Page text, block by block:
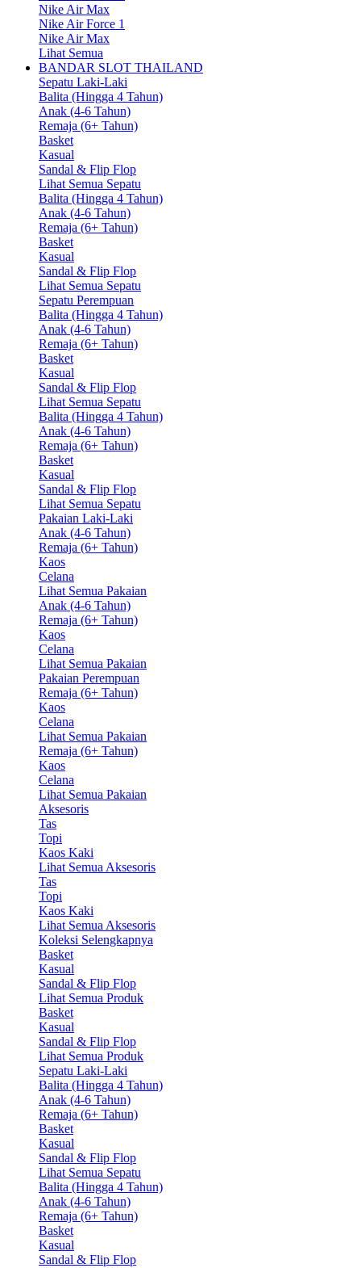
Nike Air Max
Nike Air Force 1
Nike Air Max
Lihat Semua
BANDAR SLOT THAILAND
Sepatu Laki-Laki
Balita (Hingga 4 Tahun)
Anak (4-6 Tahun)
Remaja (6+ Tahun)
Basket
Kasual
Sandal & Flip Flop
Lihat Semua Sepatu
Balita (Hingga 4 Tahun)
Anak (4-6 Tahun)
Remaja (6+ Tahun)
Basket
Kasual
Sandal & Flip Flop
Lihat Semua Sepatu
Sepatu Perempuan
Balita (Hingga 4 Tahun)
Anak (4-6 Tahun)
Remaja (6+ Tahun)
Basket
Kasual
Sandal & Flip Flop
Lihat Semua Sepatu
Balita (Hingga 4 Tahun)
Anak (4-6 Tahun)
Remaja (6+ Tahun)
Basket
Kasual
Sandal & Flip Flop
Lihat Semua Sepatu
Pakaian Laki-Laki
Anak (4-6 Tahun)
Remaja (6+ Tahun)
Kaos
Celana
Lihat Semua Pakaian
Anak (4-6 Tahun)
Remaja (6+ Tahun)
Kaos
Celana
Lihat Semua Pakaian
Pakaian Perempuan
Remaja (6+ Tahun)
Kaos
Celana
Lihat Semua Pakaian
Remaja (6+ Tahun)
Kaos
Celana
Lihat Semua Pakaian
Aksesoris
Tas
Topi
Kaos Kaki
Lihat Semua Aksesoris
Tas
Topi
Kaos Kaki
Lihat Semua Aksesoris
Koleksi Selengkapnya
Basket
Kasual
Sandal & Flip Flop
Lihat Semua Produk
Basket
Kasual
Sandal & Flip Flop
Lihat Semua Produk
Sepatu Laki-Laki
Balita (Hingga 4 Tahun)
Anak (4-6 Tahun)
Remaja (6+ Tahun)
Basket
Kasual
Sandal & Flip Flop
Lihat Semua Sepatu
Balita (Hingga 4 Tahun)
Anak (4-6 Tahun)
Remaja (6+ Tahun)
Basket
Kasual
Sandal & Flip Flop